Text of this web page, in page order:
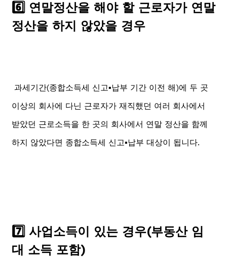
6️⃣ 연말정산을 해야 할 근로자가 연말
정산을 하지 않았을 경우
과세기간(종합소득세 신고▪️납부 기간 이전 해)에 두 곳
이상의 회사에 다닌 근로자가 재직했던 여러 회사에서
받았던 근로소득을 한 곳의 회사에서 연말 정산을 함께
하지 않았다면 종합소득세 신고▪️납부 대상이 됩니다.
7️⃣ 사업소득이 있는 경우(부동산 임
대 소득 포함)